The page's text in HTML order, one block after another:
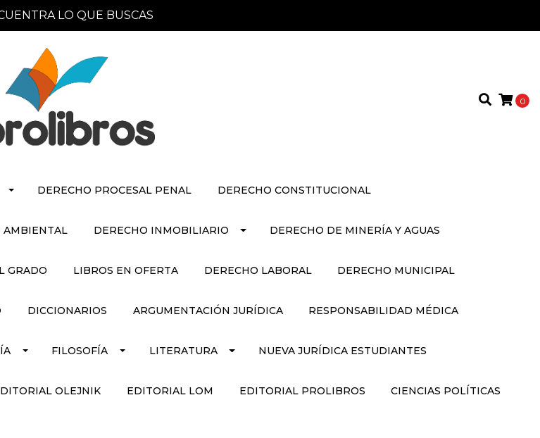
LO QUE BUSCAS
0
DERECHO PROCESAL PENAL DERECHO CONSTITUCIONAL
AMBIENTAL DERECHO INMOBILIARIO DERECHO DE MINERÍA Y AGUAS
GRADO LIBROS EN OFERTA DERECHO LABORAL DERECHO MUNICIPAL
DICCIONARIOS ARGUMENTACIÓN JURÍDICA RESPONSABILIDAD MÉDICA
FILOSOFÍA LITERATURA NUEVA JURÍDICA ESTUDIANTES
OLEJNIK EDITORIAL LOM EDITORIAL PROLIBROS CIENCIAS POLÍTICAS